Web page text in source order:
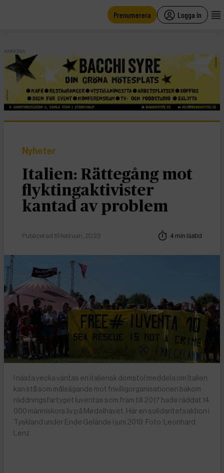
Prenumerera Logga in
ANNONS
Nyheter
Italien: Rättegång mot
flyktingaktivister
kantad av problem
Publicerad 16 februari, 2023 4 min lästid
I nästa vecka väntas en italiensk domstol meddela om Italien
kan stå som målsägande mot frivilligorganisationen bakom
räddningsfartyget Iuventas som fram till 2017 hade räddat 14
000 människors liv på Medelhavet. Här en solidaritetsaktion i
Tyskland under Ende Gelände i juni 2019. Foto: Leonhard
Lenz